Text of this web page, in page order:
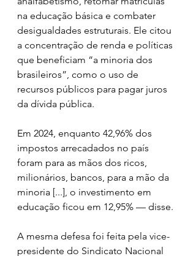
na educação básica e combater
desigualdades estruturais. Ele citou
a concentração de renda e políticas
que beneficiam “a minoria dos
brasileiros”, como o uso de
recursos públicos para pagar juros
da dívida pública.
Em 2024, enquanto 42,96% dos
impostos arrecadados no país
foram para as mãos dos ricos,
milionários, bancos, para a mão da
minoria [...], o investimento em
educação ficou em 12,95% — disse.
A mesma defesa foi feita pela vice-
presidente do Sindicato Nacional